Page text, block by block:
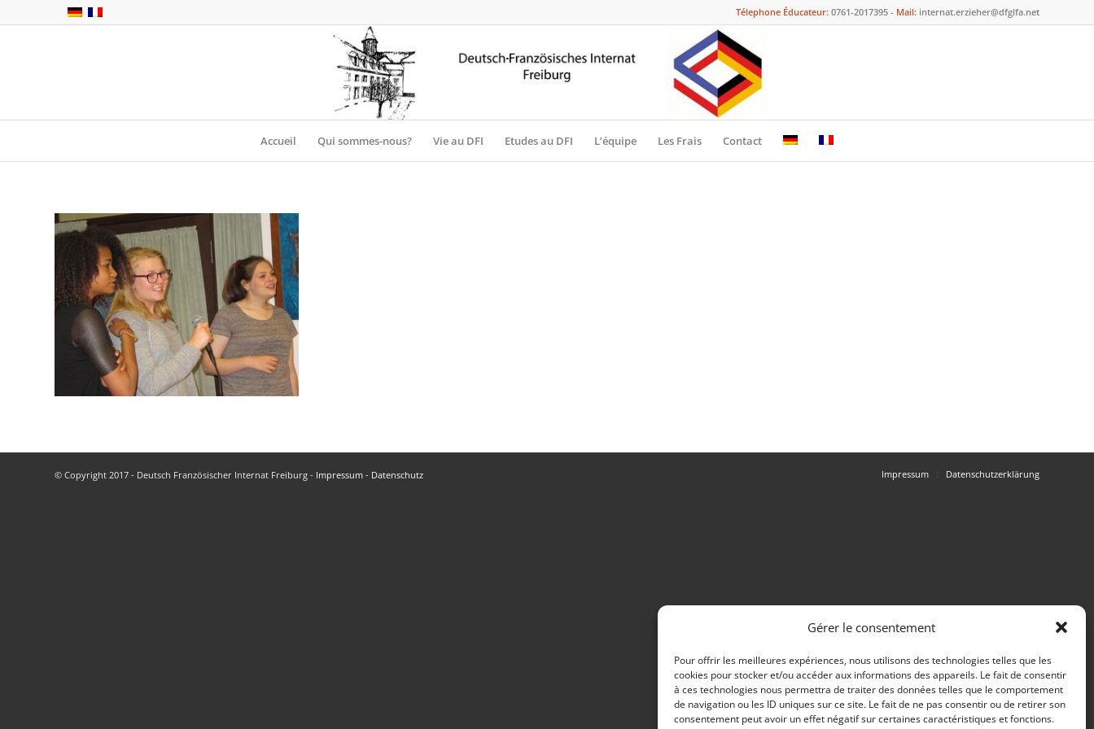
Gérer le consentement
Pour offrir les meilleures expériences, nous utilisons des technologies telles que les
cookies pour stocker et/ou accéder aux informations des appareils. Le fait de consentir
à ces technologies nous permettra de traiter des données telles que le comportement
de navigation ou les ID uniques sur ce site. Le fait de ne pas consentir ou de retirer son
consentement peut avoir un effet négatif sur certaines caractéristiques et fonctions.
Télephone Éducateur: 0761-2017395 - Mail: internat.erzieher@dfglfa.net
Accueil Qui sommes-nous? Vie au DFI Etudes au DFI L’équipe Les Frais Contact
© Copyright 2017 - Deutsch Französischer Internat Freiburg - Impressum - Datenschutz Impressum Datenschutzerklärung